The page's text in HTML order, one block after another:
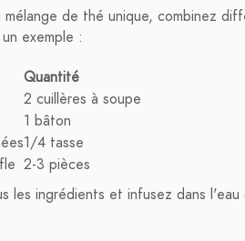
mélange de thé unique, combinez
exemple :
Quantité
2 cuillères à soupe
1 bâton
1/4 tasse
2-3 pièces
les ingrédients et infusez dans